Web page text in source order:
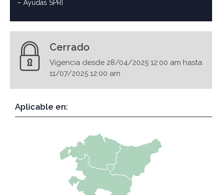
– Ayudas SPRI
Cerrado
Vigencia desde 28/04/2025 12:00 am hasta
11/07/2025 12:00 am
Aplicable en: